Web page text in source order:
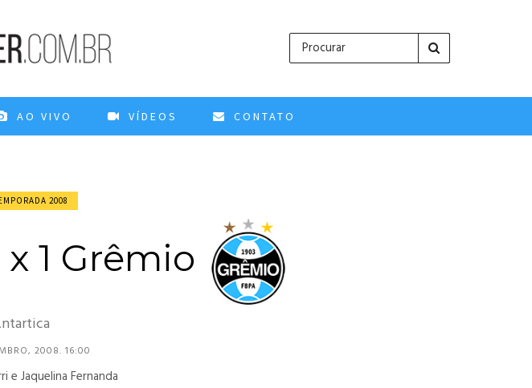
AO VIVO VÍDEOS CONTATO
2008
1 Grêmio
2008. 16:00
e Jaquelina Fernanda